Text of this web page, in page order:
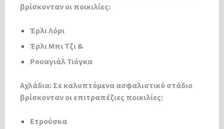
βρίσκονταν οι ποικιλίες:
Έρλι Λόρι
Έρλι Μπι Τζι &
Ρουαγιάλ Τιόγκα
Αχλάδια: Σε καλυπτόμενα ασφαλιστικό στάδιο
βρίσκονταν οι επιτραπέζιες ποικιλίες:
Ετρούσκα